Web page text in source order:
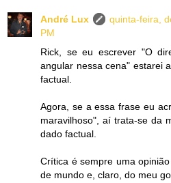
André Lux
quinta-feira,
PM
Rick, se eu escrever "O
angular nessa cena" estarei
factual.
Agora, se a essa frase eu
maravilhoso", aí trata-se da
dado factual.
Crítica é sempre uma
de mundo e, claro, do meu